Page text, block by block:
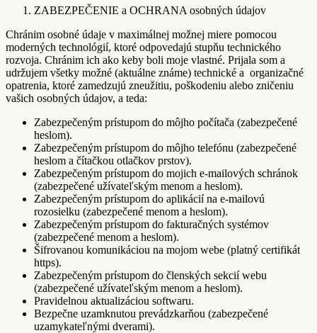
ZABEZPEČENIE a OCHRANA osobných údajov
Chránim osobné údaje v maximálnej možnej miere pomocou
moderných technológií, ktoré odpovedajú stupňu technického
rozvoja. Chránim ich ako keby boli moje vlastné. Prijala som a
udržujem všetky možné (aktuálne známe) technické a organizačné
opatrenia, ktoré zamedzujú zneužitiu, poškodeniu alebo zničeniu
vašich osobných údajov, a teda:
Zabezpečeným prístupom do môjho počítača (zabezpečené
heslom).
Zabezpečeným prístupom do môjho telefónu (zabezpečené
heslom a čítačkou otlačkov prstov).
Zabezpečeným prístupom do mojich e-mailových schránok
(zabezpečené užívateľským menom a heslom).
Zabezpečeným prístupom do aplikácií na e-mailovú
rozosielku (zabezpečené menom a heslom).
Zabezpečeným prístupom do fakturačných systémov
(zabezpečené menom a heslom).
Šifrovanou komunikáciou na mojom webe (platný certifikát
https).
Zabezpečeným prístupom do členských sekcií webu
(zabezpečené užívateľským menom a heslom).
Pravidelnou aktualizáciou softwaru.
Bezpečne uzamknutou prevádzkarňou (zabezpečené
uzamykateľnými dverami).